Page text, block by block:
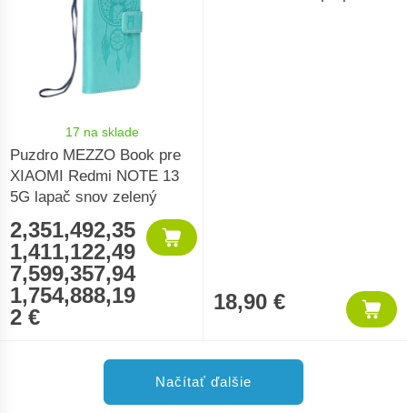
17 na sklade
Puzdro MEZZO Book pre
XIAOMI Redmi NOTE 13
5G lapač snov zelený
2,351,492,35
1,411,122,49
7,599,357,94
1,754,888,19
2 €
18,90 €
Načítať ďalšie